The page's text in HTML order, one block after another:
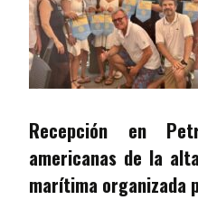
Recepción en
americanas de la
marítima organizada